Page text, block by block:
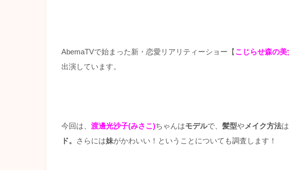
AbemaTVで始まった新・恋愛リアリティーショー【こじらせ森の美
出演しています。
今回は、 渡邊光沙子(みさこ)ちゃんはモデルで、 髪型やメイク方法
ド。 さらには妹がかわいい！ということについても調査します！